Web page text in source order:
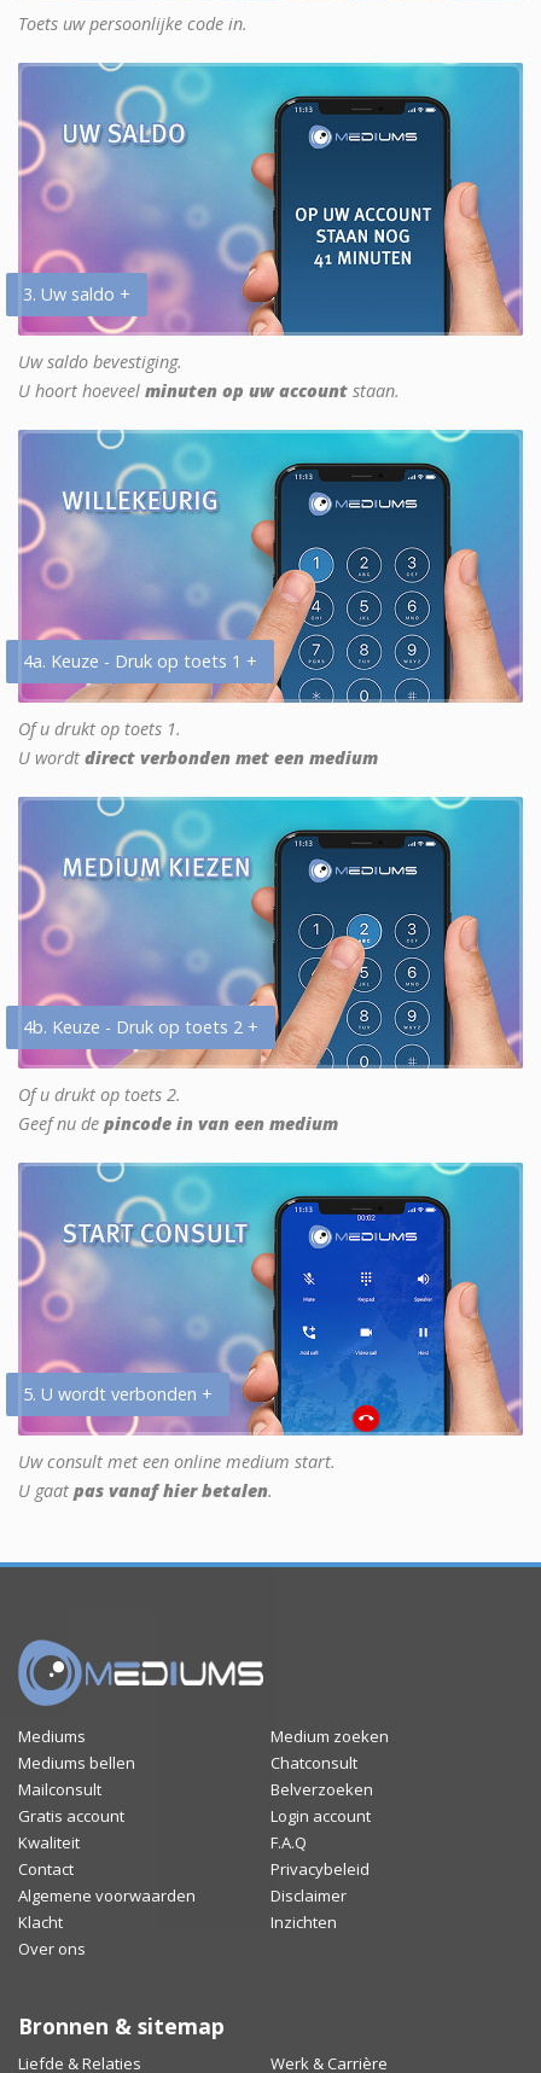
Toets uw persoonlijke code in.
3. Uw saldo +
Uw saldo bevestiging.
U hoort hoeveel minuten op uw account staan.
4a. Keuze - Druk op toets 1 +
Of u drukt op toets 1.
U wordt direct verbonden met een medium
4b. Keuze - Druk op toets 2 +
Of u drukt op toets 2.
Geef nu de pincode in van een medium
5. U wordt verbonden +
Uw consult met een online medium start.
U gaat pas vanaf hier betalen.
Mediums
Medium zoeken
Mediums bellen
Chatconsult
Mailconsult
Belverzoeken
Gratis account
Login account
Kwaliteit
F.A.Q
Contact
Privacybeleid
Algemene voorwaarden
Disclaimer
Klacht
Inzichten
Over ons
Bronnen & sitemap
Liefde & Relaties Werk & Carrière